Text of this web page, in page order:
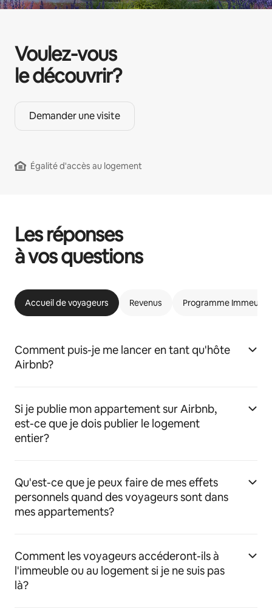
Voulez-vous
le découvrir?
Demander une visite
Égalité d'accès au logement
Les réponses
à vos questions
Accueil de voyageurs Revenus Programme
Comment puis-je me lancer en tant qu'hôte
Airbnb?
Si je publie mon appartement sur Airbnb,
est-ce que je dois publier le logement
entier?
Qu'est-ce que je peux faire de mes effets
personnels quand des voyageurs sont dans
mes appartements?
Comment les voyageurs accéderont-ils à
l'immeuble ou au logement si je ne suis pas
là?